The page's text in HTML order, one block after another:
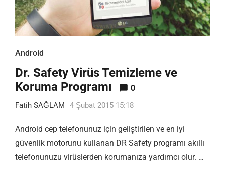
Android
Dr. Safety Virüs Temizleme ve
Koruma Programı
0
Fatih SAĞLAM 4 Şubat 2015 15:18
Android cep telefonunuz için geliştirilen ve en iyi
güvenlik motorunu kullanan DR Safety programı akıllı
telefonunuzu virüslerden korumanıza yardımcı olur. …